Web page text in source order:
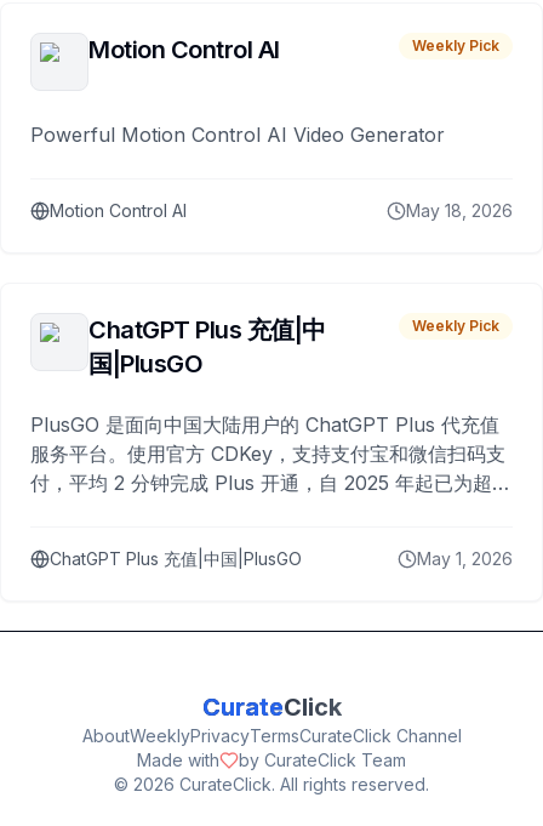
Motion Control AI Weekly Pick
Powerful Motion Control AI Video Generator
Motion Control AI May 18, 2026
ChatGPT Plus 充值|中
国|PlusGO
Weekly Pick
PlusGO 是面向中国大陆用户的 ChatGPT Plus 代充值
服务平台。使用官方 CDKey，支持支付宝和微信扫码支
付，平均 2 分钟完成 Plus 开通，自 2025 年起已为超过
ChatGPT Plus 充值|中国|PlusGO May 1, 2026
CurateClick
AboutWeeklyPrivacyTermsCurateClick Channel
Made with
by CurateClick Team
© 2026 CurateClick. All rights reserved.